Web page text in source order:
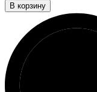
В корзину